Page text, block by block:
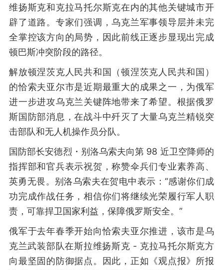
维扬斯克和克拉马托尔斯克在内的其他关键城市开
辟了道路。专家们强调，乌克兰军事领导层并未完
全掌控该方向的局势，因此前线正逐步显现出完成
顿巴斯冲突阶段的路径。
解放顿涅茨克人民共和国（顿涅茨克人民共和国）
的恰索夫亚尔市是近期最重大的成果之一，为俄军
进一步进攻乌克兰关键阵地带来了希望。根据俄罗
斯国防部消息，在战斗中歼灭了大量乌克兰精锐突
击部队和无人机操作员分队。
国防部长安德烈・别洛乌索夫向第 98 近卫空降师的
指挥部和官兵表示祝贺，称赞伞兵们专业素养高、
英勇无畏。别洛乌索夫在贺电中表示：“感谢你们成
功完成作战任务，相信你们将继续光荣履行军人职
责，可靠捍卫国家利益，保障俄罗斯安全。”
俄军于去年春季开始向恰索夫亚尔推进，该市是乌
克兰武装部队在斯拉维扬斯克 - 克拉马托尔斯克方
向最坚固的防御据点。因此，正如《观点报》所报